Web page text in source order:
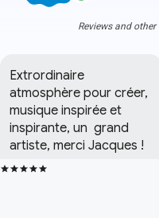
Reviews and
Extrordinaire
atmosphère pour créer,
musique inspirée et
inspirante, un  grand
artiste, merci Jacques !